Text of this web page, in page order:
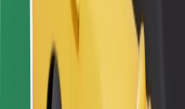
Restorāniem
Bolt for Business
Piegādātāji
Noteikumi un nosacījumi